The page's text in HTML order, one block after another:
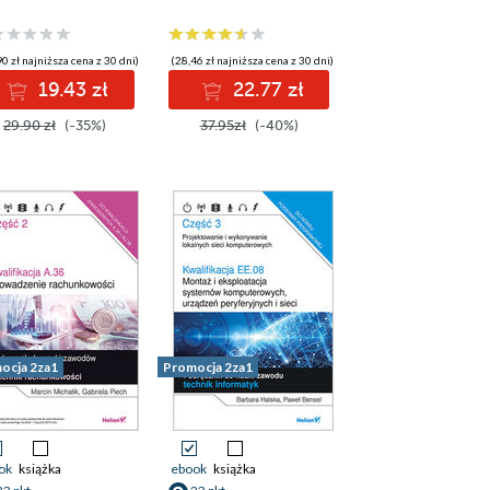
2024
zł najniższa cena z 30 dni)
19.43 zł
29.90 zł (-35%)
(28,46 zł najniższa cena z 30 dni)
22.77 zł
37.95zł (-40%)
2za1
książka
Promocja 2za1
ebook książka